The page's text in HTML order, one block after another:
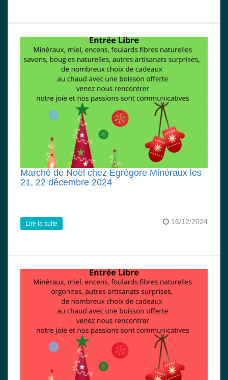
Marché de Noël chez Egrégore Minéraux les
21, 22 décembre 2024
16/12/2024
Lire la suite